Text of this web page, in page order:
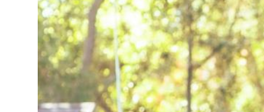
Privacy PolicyCookies NoticeLegal NoticeSustainability Policy